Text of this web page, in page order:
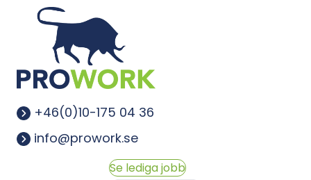
+46(0)10-175 04 36
info@prowork.se
Se lediga jobb